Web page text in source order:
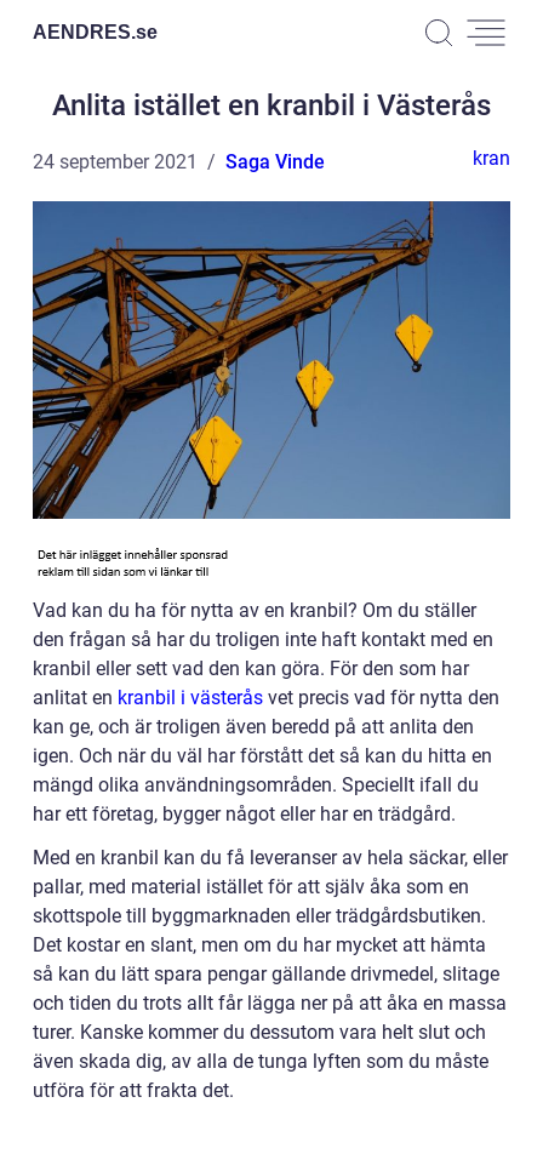
AENDRES.se
Anlita istället en kranbil i Västerås
24 september 2021 Saga Vinde kran
Vad kan du ha för nytta av en kranbil? Om du ställer
den frågan så har du troligen inte haft kontakt med en
kranbil eller sett vad den kan göra. För den som har
anlitat en kranbil i västerås vet precis vad för nytta den
kan ge, och är troligen även beredd på att anlita den
igen. Och när du väl har förstått det så kan du hitta en
mängd olika användningsområden. Speciellt ifall du
har ett företag, bygger något eller har en trädgård.
Med en kranbil kan du få leveranser av hela säckar, eller
pallar, med material istället för att själv åka som en
skottspole till byggmarknaden eller trädgårdsbutiken.
Det kostar en slant, men om du har mycket att hämta
så kan du lätt spara pengar gällande drivmedel, slitage
och tiden du trots allt får lägga ner på att åka en massa
turer. Kanske kommer du dessutom vara helt slut och
även skada dig, av alla de tunga lyften som du måste
utföra för att frakta det.